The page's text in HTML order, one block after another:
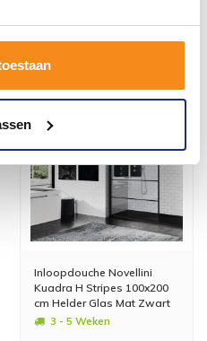
Meer info
Inloopdouche Novellini
Kuadra H Stripes 100x200
cm Helder Glas Mat Zwart
Profiel3 - 5 Weken